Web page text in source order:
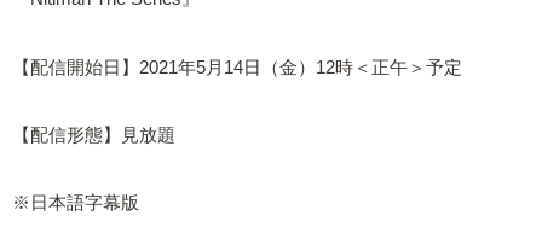
【配信開始日】2021年5月14日（金）12時＜正午＞予定
【配信形態】見放題
※日本語字幕版